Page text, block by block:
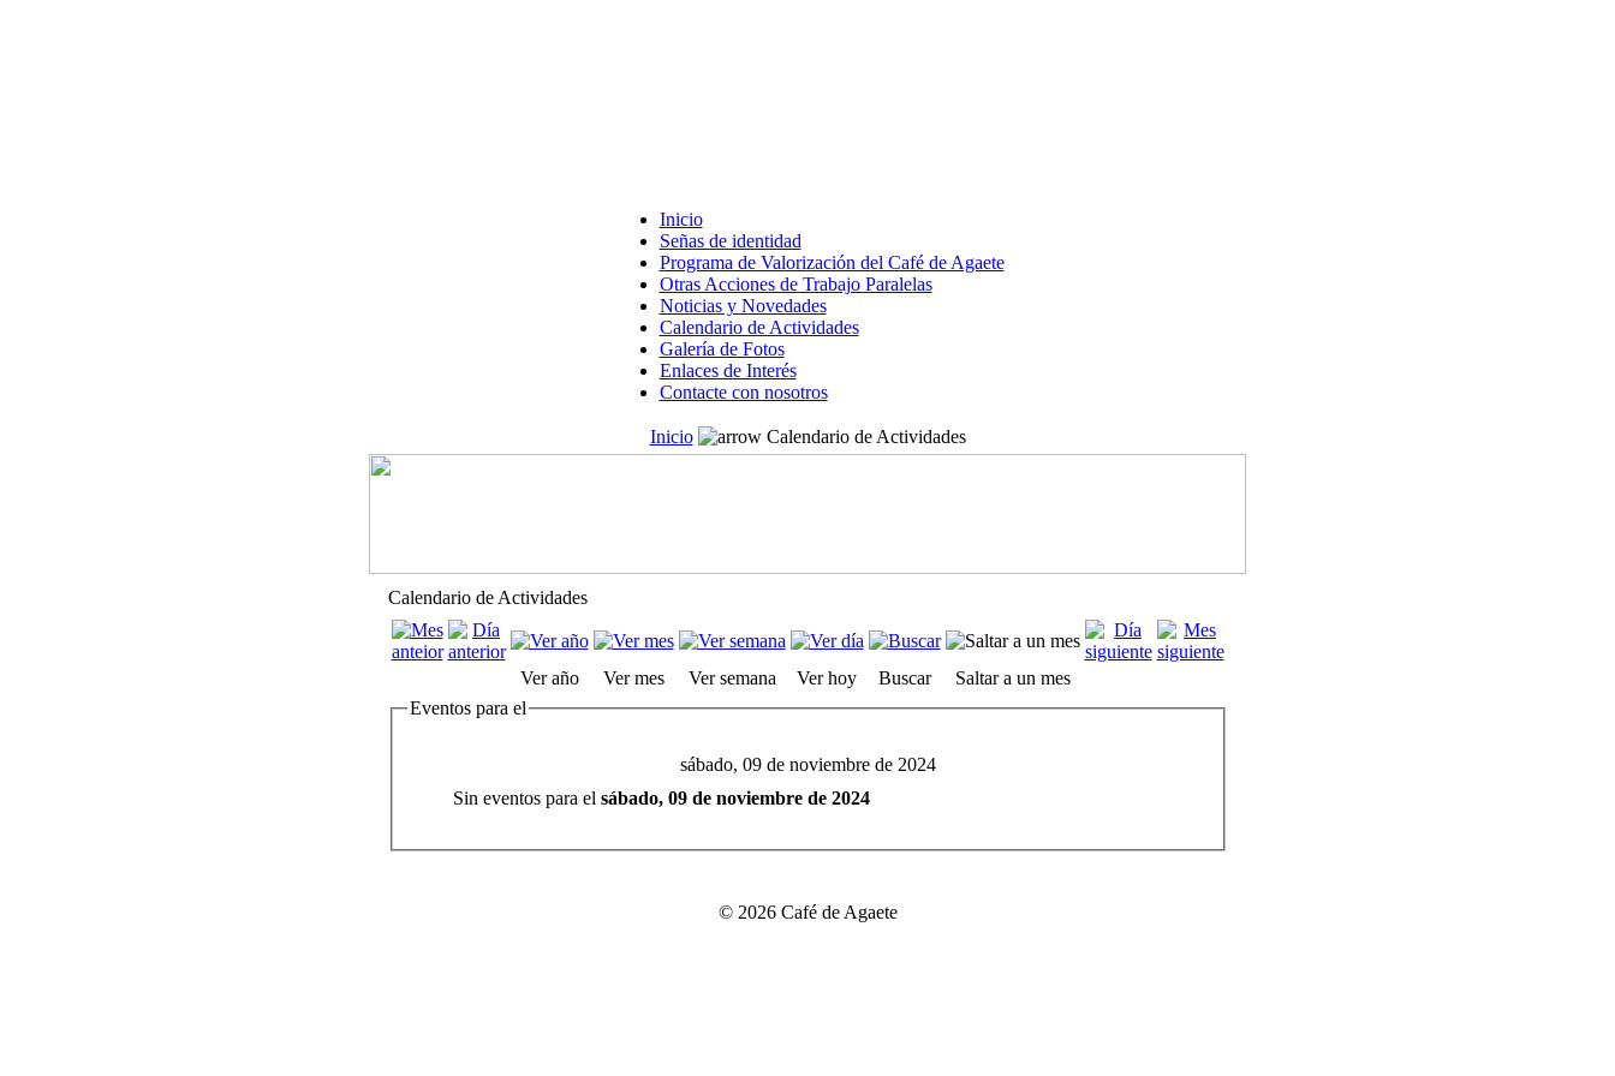
Inicio
Señas de identidad
Programa de Valorización del Café de Agaete
Otras Acciones de Trabajo Paralelas
Noticias y Novedades
Calendario de Actividades
Galería de Fotos
Enlaces de Interés
Contacte con nosotros
Inicio Calendario de Actividades
Calendario de Actividades
Ver año Ver mes Ver semana Ver hoy Buscar
Saltar a un mes
Eventos para el
sábado, 09 de noviembre de 2024
Sin eventos para el sábado, 09 de noviembre de 2024
© 2026 Café de Agaete